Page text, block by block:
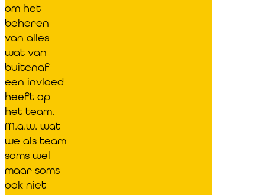
om het
beheren
van alles
wat van
buitenaf
een invloed
heeft op
het team.
M.a.w. wat
we als team
soms wel
maar soms
ook niet